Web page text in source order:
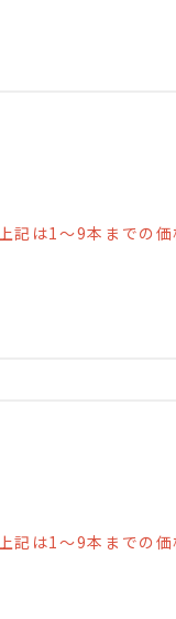
記は1～9本までの価
記は1～9本までの価